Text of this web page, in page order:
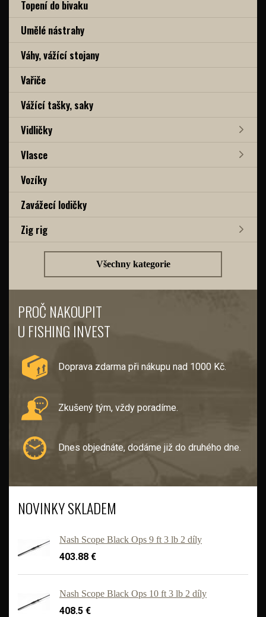
Topení do bivaku
Umělé nástrahy
Váhy, vážící stojany
Vařiče
Vážící tašky, saky
Vidličky
Vlasce
Vozíky
Zavážecí lodičky
Zig rig
Všechny kategorie
PROČ NAKOUPIT
U FISHING INVEST
Doprava zdarma při nákupu nad 1000 Kč.
Zkušený tým, vždy poradíme.
Dnes objednáte, dodáme již do druhého dne.
NOVINKY SKLADEM
Nash Scope Black Ops 9 ft 3 lb 2 díly
403.88 €
Nash Scope Black Ops 10 ft 3 lb 2 díly
408.5 €